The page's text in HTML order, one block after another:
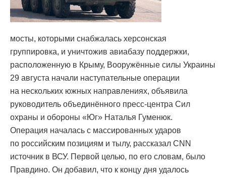
мосты, которыми снабжалась херсонская
группировка, и уничтожив авиабазу поддержки,
расположенную в Крыму, Вооружённые силы Украины
29 августа начали наступательные операции
на нескольких южных направлениях, объявила
руководитель объединённого пресс-центра Сил
охраны и обороны «Юг» Наталья Гуменюк.
Операция началась с массированных ударов
по российским позициям и тылу, рассказал CNN
источник в ВСУ. Первой целью, по его словам, было
Правдино. Он добавил, что к концу дня удалось